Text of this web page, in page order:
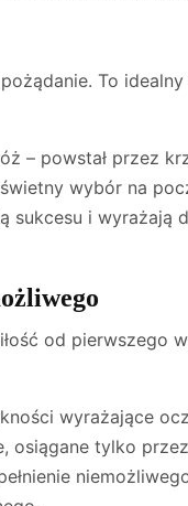
To
– powstał przez
wybór na
sukcesu i
od pierwszego
wyrażające
tylko